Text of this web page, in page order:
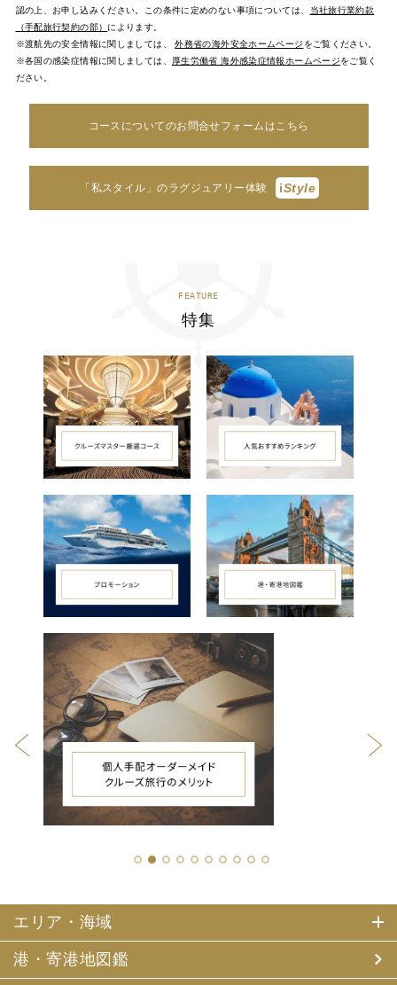
認の上、お申し込みください。この条件に定めのない事項については、
当社旅行業約款
（手配旅行契約の部） によります。
※渡航先の安全情報に関しましては、外務省の海外安全ホームページ をご覧ください。
※各国の感染症情報に関しましては、
厚生労働省 海外感染症情報ホームページをご覧く
ださい。
コースについてのお問合せフォームはこちら
「私スタイル」のラグジュアリー体験 iStyle
FEATURE
特集
1 2 3 4 5 6 7 8 9 10
エリア・海域
港・寄港地図鑑